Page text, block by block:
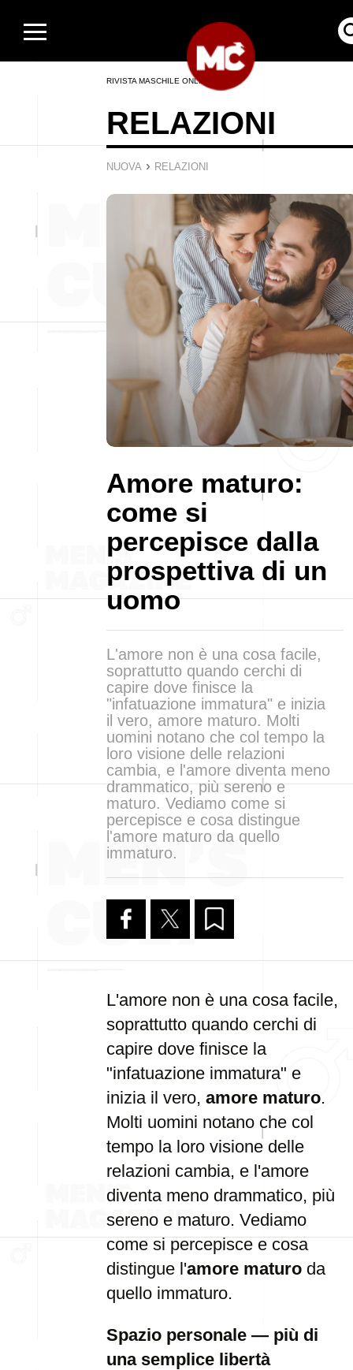
RIVISTA MASCHILE ONLINE
RELAZIONI
NUOVA › RELAZIONI
Amore maturo:
come si
percepisce dalla
prospettiva di un
uomo
L'amore non è una cosa facile,
soprattutto quando cerchi di
capire dove finisce la
"infatuazione immatura" e inizia
il vero, amore maturo. Molti
uomini notano che col tempo la
loro visione delle relazioni
cambia, e l'amore diventa meno
drammatico, più sereno e
maturo. Vediamo come si
percepisce e cosa distingue
l'amore maturo da quello
immaturo.
L'amore non è una cosa facile,
soprattutto quando cerchi di
capire dove finisce la
"infatuazione immatura" e
inizia il vero, amore maturo.
Molti uomini notano che col
tempo la loro visione delle
relazioni cambia, e l'amore
diventa meno drammatico, più
sereno e maturo. Vediamo
come si percepisce e cosa
distingue l'amore maturo da
quello immaturo.
Spazio personale — più di
una semplice libertà